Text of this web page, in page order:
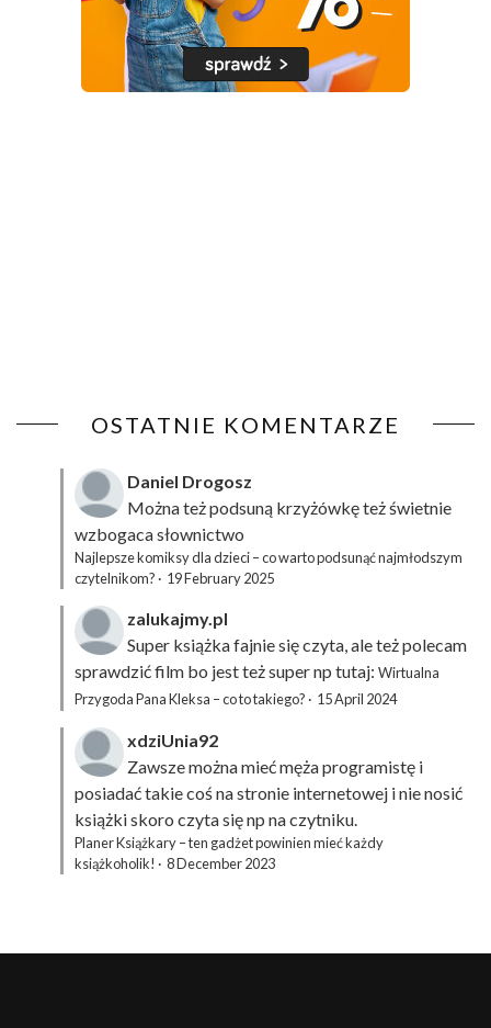
OSTATNIE KOMENTARZE
Daniel Drogosz
Można też podsuną krzyżówkęteż świetnie
wzbogaca słownictwo
Najlepsze komiksy dla dzieci – co warto podsunąć najmłodszym
czytelnikom? · 19 February 2025
zalukajmy.pl
Super książka fajnie się czyta, ale też polecam
sprawdzić film bo jest też super np tutaj: Wirtualna
Przygoda Pana Kleksa – co to takiego? · 15 April 2024
xdziUnia92
Zawsze można mieć męża programistę i
posiadać takie coś na stronie internetowej i nie nosić
książki skoro czyta się np na czytniku.
Planer Książkary – ten gadżet powinien mieć każdy
książkoholik! · 8 December 2023